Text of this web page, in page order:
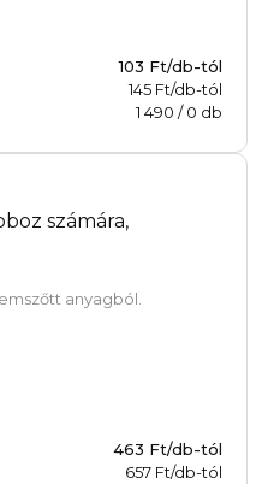
103 Ft/db-tól
145 Ft/db-tól
1 490 /0 db
számára,
anyagból.
463 Ft/db-tól
657 Ft/db-tól